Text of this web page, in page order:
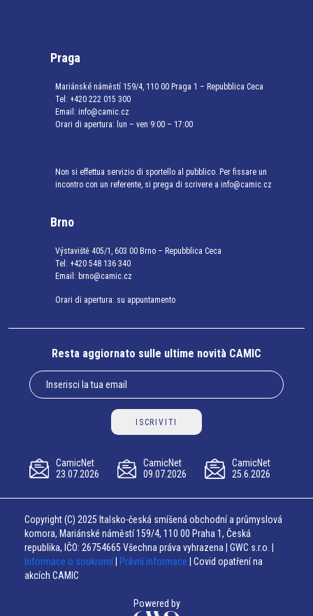
Praga
Mariánské náměstí 159/4, 110 00 Praga 1 – Repubblica Ceca
Tel: +420 222 015 300
Email: info@camic.cz
Orari di apertura: lun – ven 9:00 – 17:00
Non si effettua servizio di sportello al pubblico. Per fissare un
incontro con un referente, si prega di scrivere a info@camic.cz
Brno
Výstaviště 405/1, 603 00 Brno – Repubblica Ceca
Tel: +420 548 136 340
Email: brno@camic.cz
Orari di apertura: su appuntamento
Resta aggiornato sulle ultime novità CAMIC
ISCRIVITI
CamicNet
23.07.2026
CamicNet
09.07.2026
CamicNet
25.6.2026
Copyright (C) 2025 Italsko-česká smíšená obchodní a průmyslová
komora, Mariánské náměstí 159/4, 110 00 Praha 1, Česká
republika, IČO: 26754665 Všechna práva vyhrazena | GWC s.r.o. |
Informace o soukromí
Právní informace | Covid opatření na
akcích CAMIC
Powered by